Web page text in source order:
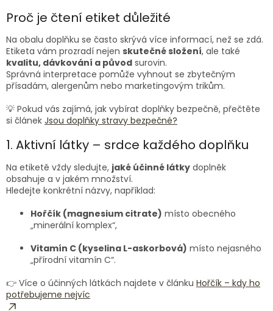
Proč je čtení etiket důležité
Na obalu doplňku se často skrývá více informací, než se zdá.
Etiketa vám prozradí nejen skutečné složení, ale také
kvalitu, dávkování a původ surovin.
Správná interpretace pomůže vyhnout se zbytečným
přísadám, alergenům nebo marketingovým trikům.
💡 Pokud vás zajímá, jak vybírat doplňky bezpečně, přečtěte
si článek Jsou doplňky stravy bezpečné?
1. Aktivní látky – srdce každého doplňku
Na etiketě vždy sledujte, jaké účinné látky doplněk
obsahuje a v jakém množství.
Hledejte konkrétní názvy, například:
Hořčík (magnesium citrate) místo obecného
„minerální komplex“,
Vitamín C (kyselina L-askorbová) místo nejasného
„přírodní vitamín C“.
👉 Více o účinných látkách najdete v článku Hořčík – kdy ho
potřebujeme nejvíc